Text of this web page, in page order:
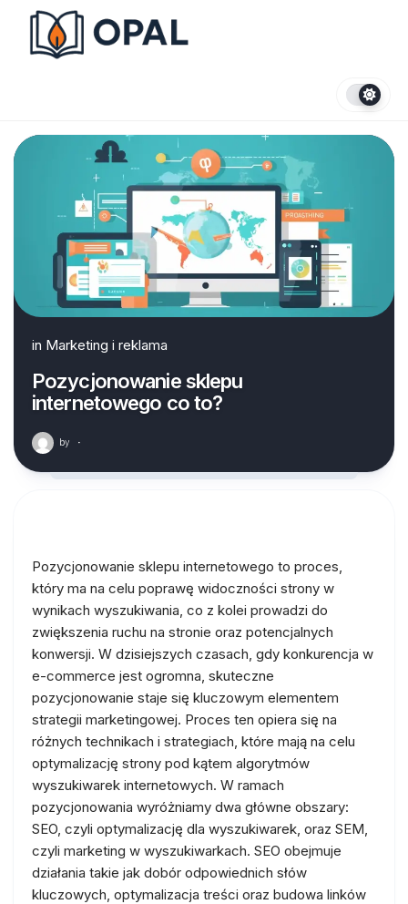
content
in Marketing i reklama
Pozycjonowanie sklepu
internetowego co to?
by ·
Pozycjonowanie sklepu internetowego to proces,
który ma na celu poprawę widoczności strony w
wynikach wyszukiwania, co z kolei prowadzi do
zwiększenia ruchu na stronie oraz potencjalnych
konwersji. W dzisiejszych czasach, gdy konkurencja w
e-commerce jest ogromna, skuteczne
pozycjonowanie staje się kluczowym elementem
strategii marketingowej. Proces ten opiera się na
różnych technikach i strategiach, które mają na celu
optymalizację strony pod kątem algorytmów
wyszukiwarek internetowych. W ramach
pozycjonowania wyróżniamy dwa główne obszary:
SEO, czyli optymalizację dla wyszukiwarek, oraz SEM,
czyli marketing w wyszukiwarkach. SEO obejmuje
działania takie jak dobór odpowiednich słów
kluczowych, optymalizacja treści oraz budowa linków